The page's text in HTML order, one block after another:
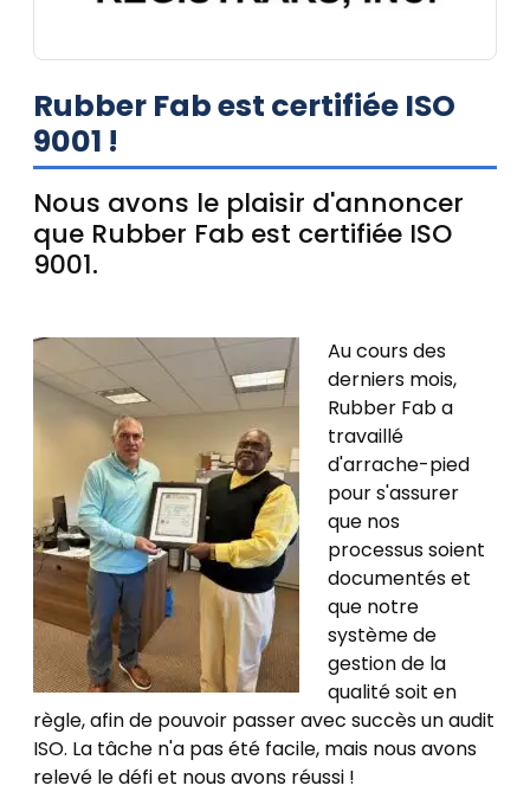
Rubber Fab est certifiée ISO
9001 !
Nous avons le plaisir d'annoncer
que Rubber Fab est certifiée ISO
9001.
Au cours des
derniers mois,
Rubber Fab a
travaillé
d'arrache-pied
pour s'assurer
que nos
processus soient
documentés et
que notre
système de
gestion de la
qualité soit en
règle, afin de pouvoir passer avec succès un audit
ISO. La tâche n'a pas été facile, mais nous avons
relevé le défi et nous avons réussi !